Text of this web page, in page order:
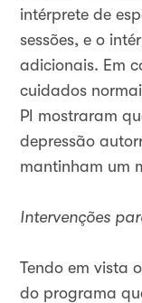
intérprete de
sessões, e o
adicionais. Em
cuidados
PI mostraram
depressão
mantinham um
Intervenções
Tendo em vista
do programa